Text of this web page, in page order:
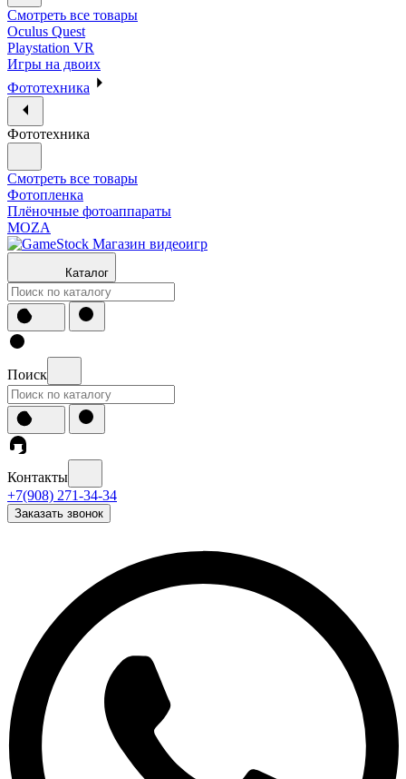
Смотреть все товары
Oculus Quest
Playstation VR
Игры на двоих
Фототехника
Фототехника
Смотреть все товары
Фотопленка
Плёночные фотоаппараты
MOZA
Каталог
Поиск
Контакты
+7(908) 271-34-34
Заказать звонок